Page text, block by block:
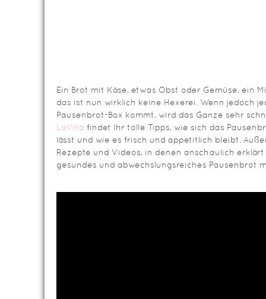
Ein Brot mit Käse, etwas Obst oder Gemüse, ein
das ist nun wirklich keine Hexerei. Wenn jedoch
Pausenbrot-Box kommt, wird das Ganze sehr
LaVita findet Ihr tolle Tipps, wie sich das
lässt und wie es frisch und appetitlich bleibt.
Rezepte und Videos, in denen anschaulich
gesundes und abwechslungsreiches Pausenbrot